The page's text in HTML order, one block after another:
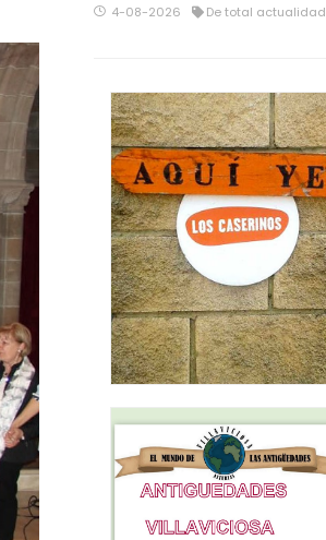
4-08-2026 De total actualidad